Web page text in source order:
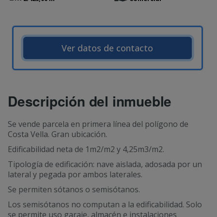
Ver datos de contacto
Descripción del inmueble
Se vende parcela en primera línea del polígono de
Costa Vella. Gran ubicación.
Edificabilidad neta de 1m2/m2 y 4,25m3/m2.
Tipología de edificación: nave aislada, adosada por un
lateral y pegada por ambos laterales.
Se permiten sótanos o semisótanos.
Los semisótanos no computan a la edificabilidad. Solo
se permite uso garaje, almacén e instalaciones